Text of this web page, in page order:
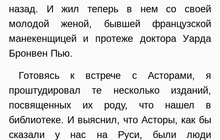
назад. И жил теперь в нем со своей
молодой женой, бывшей французской
манекенщицей и протеже доктора Уарда
Бронвен Пью.
Готовясь к встрече с Асторами, я
проштудировал те несколько изданий,
посвященных их роду, что нашел в
библиотеке. И выяснил, что Асторы, как бы
сказали у нас на Руси, были люди